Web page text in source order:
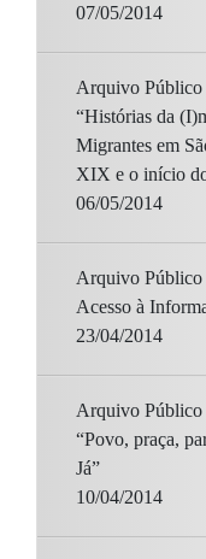
07/05/2014
Arquivo Público
“Histórias da
Migrantes em
XIX e o início
06/05/2014
Arquivo Público
Acesso à
23/04/2014
Arquivo Público
“Povo, praça,
Já”
10/04/2014